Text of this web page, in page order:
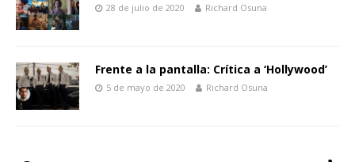
28 de julio de 2020 Richard Osuna
Frente a la pantalla: Crítica a ‘Hollywood’
5 de mayo de 2020 Richard Osuna